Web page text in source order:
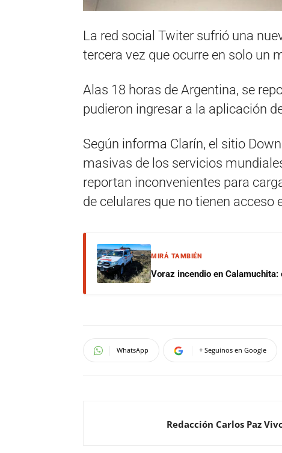
La red social Twiter sufrió una
tercera vez que ocurre en solo un
Alas 18 horas de Argentina, se
pudieron ingresar a la aplicación
Según informa Clarín, el sitio
masivas de los servicios
reportan inconvenientes para
de celulares que no tienen acceso
MIRÁ TAMBIÉN
Voraz incendio en
WhatsApp + Seguinos en Google
Redacción Carlos Paz